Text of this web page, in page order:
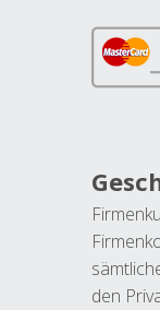
den